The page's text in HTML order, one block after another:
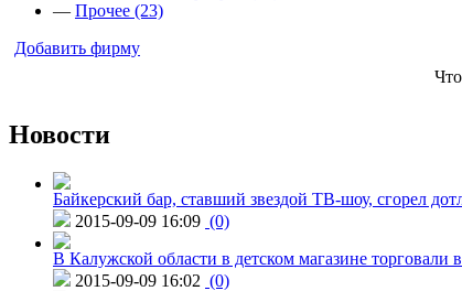
— Прочее (23)
Добавить фирму
Новости
Байкерский бар, ставший звездой ТВ-шоу, сгорел
2015-09-09 16:09 (0)
В Калужской области в детском магазине торговали
2015-09-09 16:02 (0)